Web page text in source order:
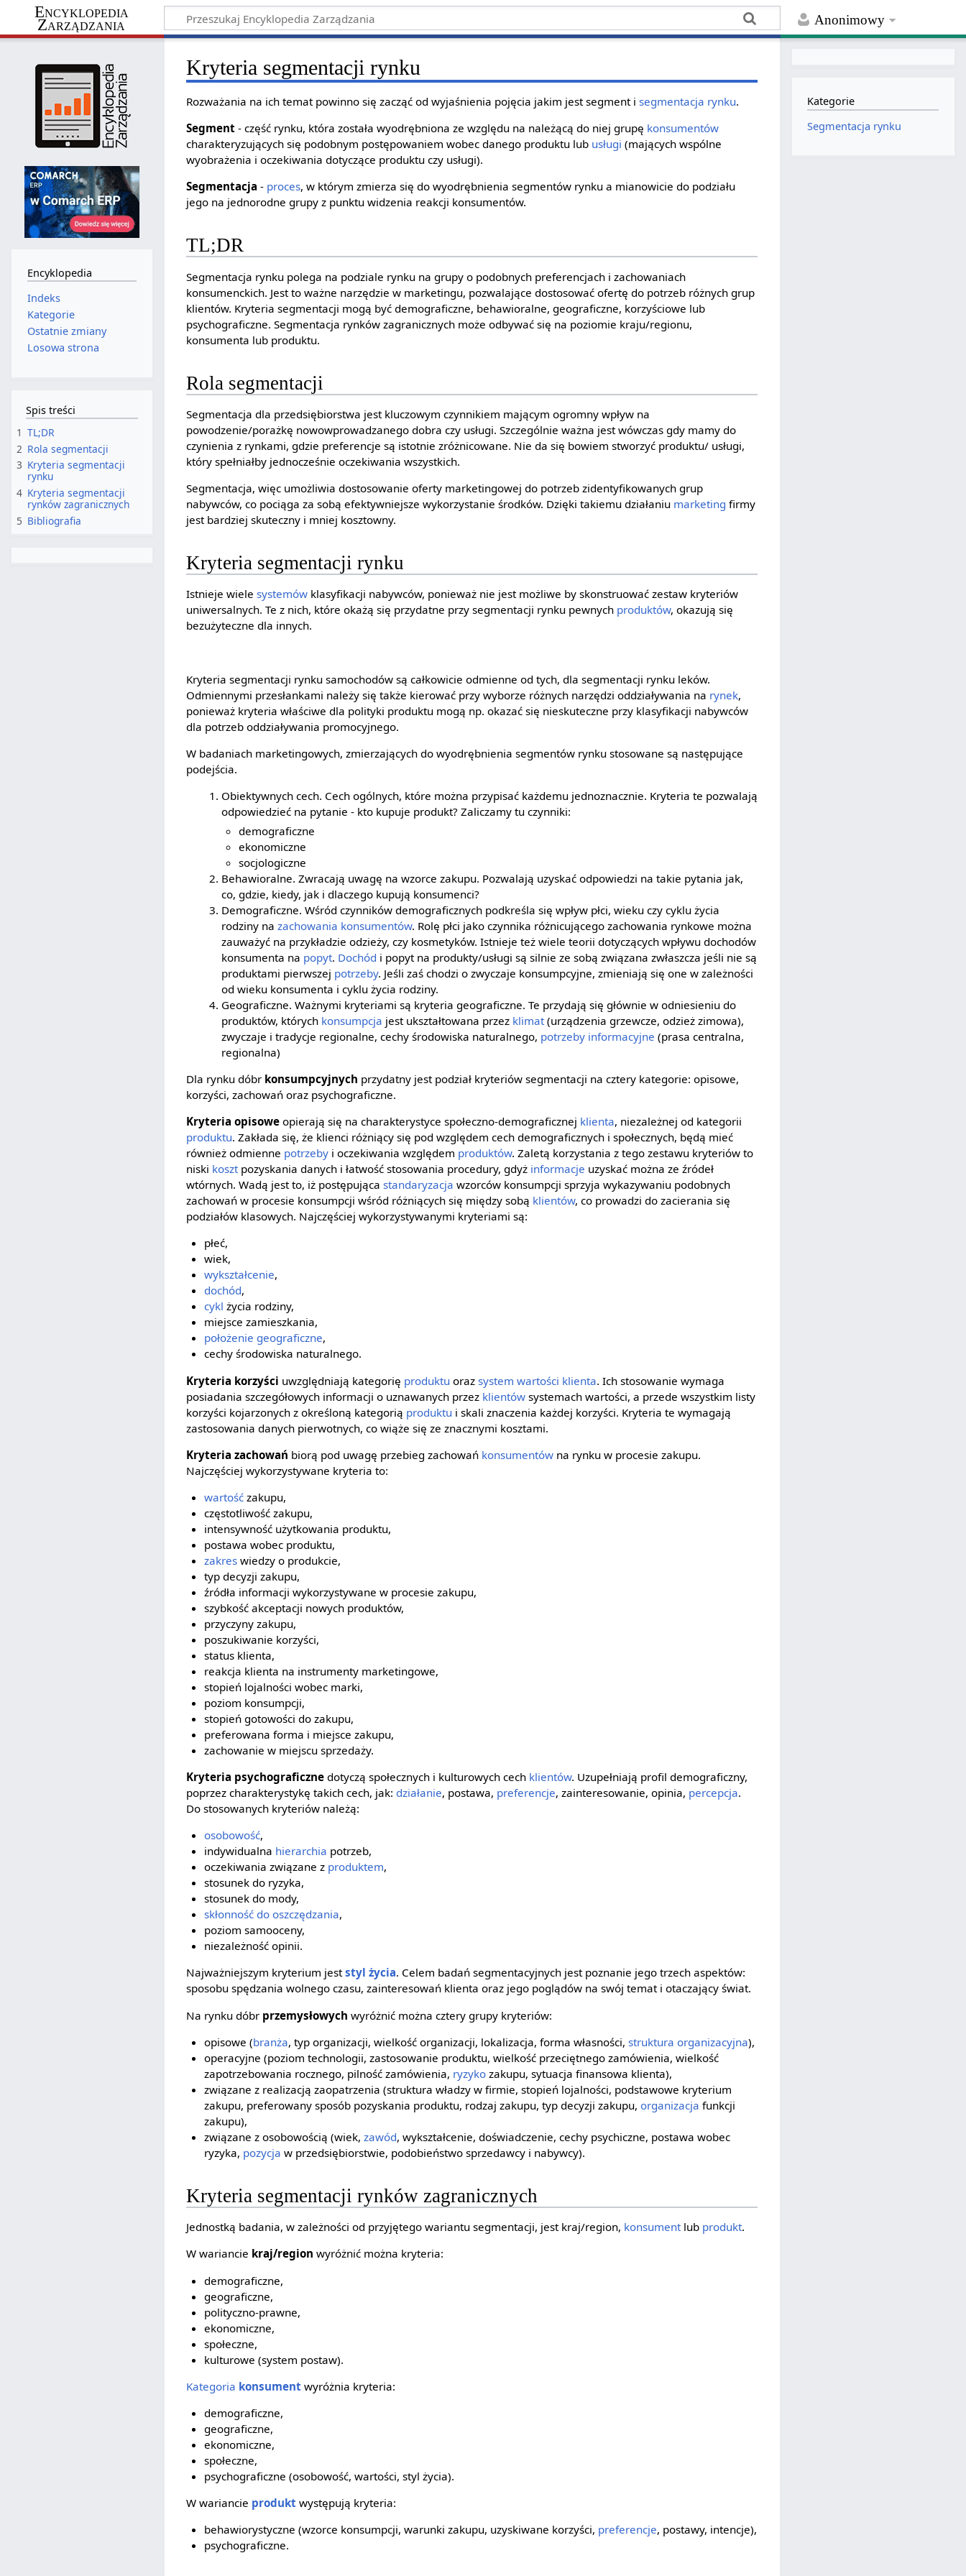
Anonimowy
Encyklopedia
Zarządzania
Kryteria segmentacji rynku
Rozważania na ich temat powinno się zacząć od wyjaśnienia pojęcia jakim jest segment isegmentacja rynku.
Segment - część rynku, która została wyodrębniona ze względu na należącą do niej grupę konsumentów
charakteryzujących się podobnym postępowaniem wobec danego produktu lub usługi (mających wspólne
wyobrażenia i oczekiwania dotyczące produktu czy usługi).
Segmentacja - proces, w którym zmierza się do wyodrębnienia segmentów rynku a mianowicie do podziału
jego na jednorodne grupy z punktu widzenia reakcji konsumentów.
TL;DR
Segmentacja rynku polega na podziale rynku na grupy o podobnych preferencjach i zachowaniach
konsumenckich. Jest to ważne narzędzie w marketingu, pozwalające dostosować ofertę do potrzeb różnych grup
klientów. Kryteria segmentacji mogą być demograficzne, behawioralne, geograficzne, korzyściowe lub
psychograficzne. Segmentacja rynków zagranicznych może odbywać się na poziomie kraju/regionu,
konsumenta lub produktu.
Rola segmentacji
Segmentacja dla przedsiębiorstwa jest kluczowym czynnikiem mającym ogromny wpływ na
powodzenie/porażkę nowowprowadzanego dobra czy usługi. Szczególnie ważna jest wówczas gdy mamy do
czynienia z rynkami, gdzie preferencje są istotnie zróżnicowane. Nie da się bowiem stworzyć produktu/ usługi,
który spełniałby jednocześnie oczekiwania wszystkich.
Segmentacja, więc umożliwia dostosowanie oferty marketingowej do potrzeb zidentyfikowanych grup
nabywców, co pociąga za sobą efektywniejsze wykorzystanie środków. Dzięki takiemu działaniu marketing firmy
jest bardziej skuteczny i mniej kosztowny.
Kryteria segmentacji rynku
Istnieje wielesystemów klasyfikacji nabywców, ponieważ nie jest możliwe by skonstruować zestaw kryteriów
uniwersalnych. Te z nich, które okażą się przydatne przy segmentacji rynku pewnych produktów, okazują się
bezużyteczne dla innych.
Kryteria segmentacji rynku samochodów są całkowicie odmienne od tych, dla segmentacji rynku leków.
Odmiennymi przesłankami należy się także kierować przy wyborze różnych narzędzi oddziaływania na rynek,
ponieważ kryteria właściwe dla polityki produktu mogą np. okazać się nieskuteczne przy klasyfikacji nabywców
dla potrzeb oddziaływania promocyjnego.
W badaniach marketingowych, zmierzających do wyodrębnienia segmentów rynku stosowane są następujące
podejścia.
Obiektywnych cech. Cech ogólnych, które można przypisać każdemu jednoznacznie. Kryteria te pozwalają
odpowiedzieć na pytanie - kto kupuje produkt? Zaliczamy tu czynniki:
demograficzne
ekonomiczne
socjologiczne
Behawioralne. Zwracają uwagę na wzorce zakupu. Pozwalają uzyskać odpowiedzi na takie pytania jak,
co, gdzie, kiedy, jak i dlaczego kupują konsumenci?
Demograficzne. Wśród czynników demograficznych podkreśla się wpływ płci, wieku czy cyklu życia
rodziny na zachowania konsumentów. Rolę płci jako czynnika różnicującego zachowania rynkowe można
zauważyć na przykładzie odzieży, czy kosmetyków. Istnieje też wiele teorii dotyczących wpływu dochodów
konsumenta na popyt. Dochód i popyt na produkty/usługi są silnie ze sobą związana zwłaszcza jeśli nie są
produktami pierwszej potrzeby. Jeśli zaś chodzi o zwyczaje konsumpcyjne, zmieniają się one w zależności
od wieku konsumenta i cyklu życia rodziny.
Geograficzne. Ważnymi kryteriami są kryteria geograficzne. Te przydają się głównie w odniesieniu do
produktów, których konsumpcja jest ukształtowana przez klimat (urządzenia grzewcze, odzież zimowa),
zwyczaje i tradycje regionalne, cechy środowiska naturalnego, potrzeby informacyjne (prasa centralna,
regionalna)
Dla rynku dóbr konsumpcyjnych przydatny jest podział kryteriów segmentacji na cztery kategorie: opisowe,
korzyści, zachowań oraz psychograficzne.
Kryteria opisowe opierają się na charakterystyce społeczno-demograficznej klienta, niezależnej od kategorii
produktu. Zakłada się, że klienci różniący się pod względem cech demograficznych i społecznych, będą mieć
również odmienne potrzeby i oczekiwania względem produktów. Zaletą korzystania z tego zestawu kryteriów to
niski kosztpozyskania danych i łatwość stosowania procedury, gdyż informacje uzyskać można ze źródeł
wtórnych. Wadą jest to, iż postępującastandaryzacja wzorców konsumpcji sprzyja wykazywaniu podobnych
zachowań w procesie konsumpcji wśród różniących się między sobą klientów, co prowadzi do zacierania się
podziałów klasowych. Najczęściej wykorzystywanymi kryteriami są:
płeć,
wiek,
wykształcenie,
dochód,
cykl życia rodziny,
miejsce zamieszkania,
położenie geograficzne,
cechy środowiska naturalnego.
Kryteria korzyści uwzględniają kategorię produktu orazsystem wartości klienta. Ich stosowanie wymaga
posiadania szczegółowych informacji o uznawanych przez klientów systemach wartości, a przede wszystkim listy
korzyści kojarzonych z określoną kategorią produktu i skali znaczenia każdej korzyści. Kryteria te wymagają
zastosowania danych pierwotnych, co wiąże się ze znacznymi kosztami.
Kryteria zachowań biorą pod uwagę przebieg zachowań konsumentów na rynku w procesie zakupu.
Najczęściej wykorzystywane kryteria to:
wartośćzakupu,
częstotliwość zakupu,
intensywność użytkowania produktu,
postawa wobec produktu,
zakreswiedzy o produkcie,
typ decyzji zakupu,
źródła informacji wykorzystywane w procesie zakupu,
szybkość akceptacji nowych produktów,
przyczyny zakupu,
poszukiwanie korzyści,
status klienta,
reakcja klienta na instrumenty marketingowe,
stopień lojalności wobec marki,
poziom konsumpcji,
stopień gotowości do zakupu,
preferowana forma i miejsce zakupu,
zachowanie w miejscu sprzedaży.
Kryteria psychograficzne dotyczą społecznych i kulturowych cech klientów. Uzupełniają profil demograficzny,
poprzez charakterystykę takich cech, jak: działanie, postawa, preferencje, zainteresowanie, opinia, percepcja.
Do stosowanych kryteriów należą:
osobowość,
indywidualna hierarchia potrzeb,
oczekiwania związane z produktem,
stosunek do ryzyka,
stosunek do mody,
skłonność do oszczędzania,
poziom samooceny,
niezależność opinii.
Najważniejszym kryterium jeststyl życia. Celem badań segmentacyjnych jest poznanie jego trzech aspektów:
sposobu spędzania wolnego czasu, zainteresowań klienta oraz jego poglądów na swój temat i otaczający świat.
Na rynku dóbr przemysłowych wyróżnić można cztery grupy kryteriów:
opisowe (branża, typ organizacji, wielkość organizacji, lokalizacja, forma własności, struktura organizacyjna),
operacyjne (poziom technologii, zastosowanie produktu, wielkość przeciętnego zamówienia, wielkość
zapotrzebowania rocznego, pilność zamówienia, ryzykozakupu, sytuacja finansowa klienta),
związane z realizacją zaopatrzenia (struktura władzy w firmie, stopień lojalności, podstawowe kryterium
zakupu, preferowany sposób pozyskania produktu, rodzaj zakupu, typ decyzji zakupu, organizacja funkcji
zakupu),
związane z osobowością (wiek, zawód, wykształcenie, doświadczenie, cechy psychiczne, postawa wobec
ryzyka, pozycja w przedsiębiorstwie, podobieństwo sprzedawcy i nabywcy).
Kryteria segmentacji rynków zagranicznych
Jednostką badania, w zależności od przyjętego wariantu segmentacji, jest kraj/region, konsumentlub produkt.
W wariancie kraj/region wyróżnić można kryteria:
demograficzne,
geograficzne,
polityczno-prawne,
ekonomiczne,
społeczne,
kulturowe (system postaw).
Kategoria konsument wyróżnia kryteria:
demograficzne,
geograficzne,
ekonomiczne,
społeczne,
psychograficzne (osobowość, wartości, styl życia).
W wariancie produkt występują kryteria:
behawiorystyczne (wzorce konsumpcji, warunki zakupu, uzyskiwane korzyści, preferencje, postawy, intencje),
psychograficzne.
Encyklopedia
Indeks
Kategorie
Ostatnie zmiany
Losowa strona
Spis treści
1 TL;DR
2 Rola segmentacji
3 Kryteria segmentacji
rynku
4 Kryteria segmentacji
rynków zagranicznych
5 Bibliografia
Kategorie
Segmentacja rynku